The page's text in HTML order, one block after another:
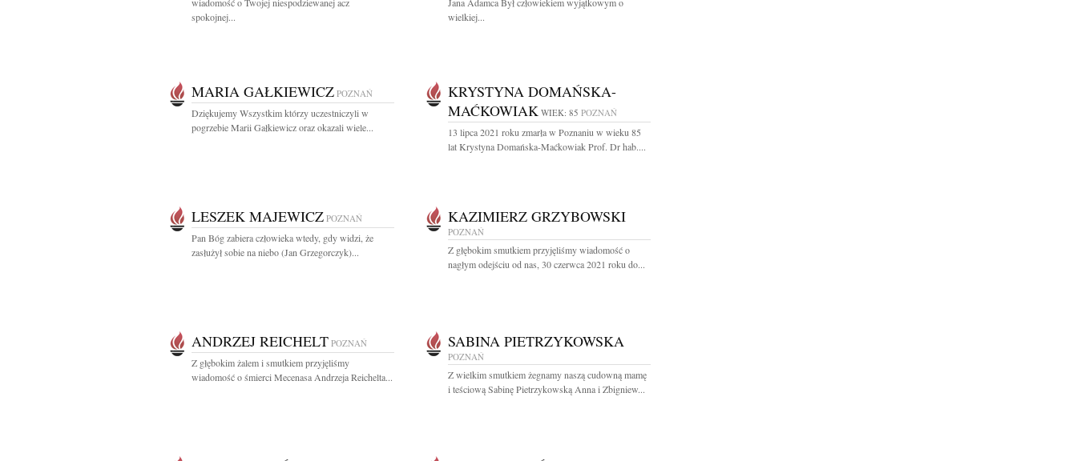
spokojnej...
wielkiej...
MARIA GAŁKIEWICZ POZNAŃ
Dziękujemy Wszystkim którzy uczestniczyli w
pogrzebie Marii Gałkiewicz oraz okazali wiele...
KRYSTYNA DOMAŃSKA-
MAĆKOWIAK WIEK: 85 POZNAŃ
13 lipca 2021 roku zmarła w Poznaniu w wieku 85
lat Krystyna Domańska-Maćkowiak Prof. Dr hab....
LESZEK MAJEWICZ POZNAŃ
Pan Bóg zabiera człowieka wtedy, gdy widzi, że
zasłużył sobie na niebo (Jan Grzegorczyk)...
KAZIMIERZ GRZYBOWSKI
POZNAŃ
Z głębokim smutkiem przyjęliśmy wiadomość o
nagłym odejściu od nas, 30 czerwca 2021 roku do...
ANDRZEJ REICHELT POZNAŃ
Z głębokim żalem i smutkiem przyjęliśmy
wiadomość o śmierci Mecenasa Andrzeja Reichelta...
SABINA PIETRZYKOWSKA
POZNAŃ
Z wielkim smutkiem żegnamy naszą cudowną mamę
i teściową Sabinę Pietrzykowską Anna i Zbigniew...